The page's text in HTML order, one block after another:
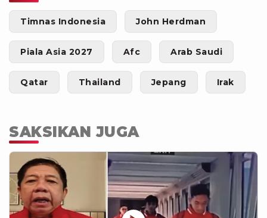
Timnas Indonesia John Herdman
Piala Asia 2027 Afc Arab Saudi
Qatar Thailand Jepang Irak
SAKSIKAN JUGA